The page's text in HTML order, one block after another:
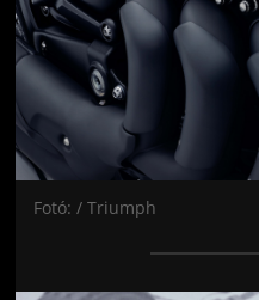
Fotó: / Triumph